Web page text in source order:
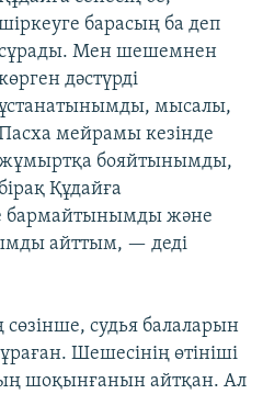
барасың ба деп
Мен шешемнен
дәстүрді
мысалы,
мейрамы кезінде
бояйтынымды,
бірақ Құдайға
бармайтынымды және
айттым, — деді
судья балаларын
Шешесінің өтініші
шоқынғанын айтқан. Ал